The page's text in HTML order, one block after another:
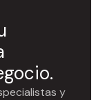
6, 2025
Sierra
y